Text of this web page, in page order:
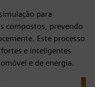
para
compostos, prevendo
Este processo
e inteligentes
e de energia.